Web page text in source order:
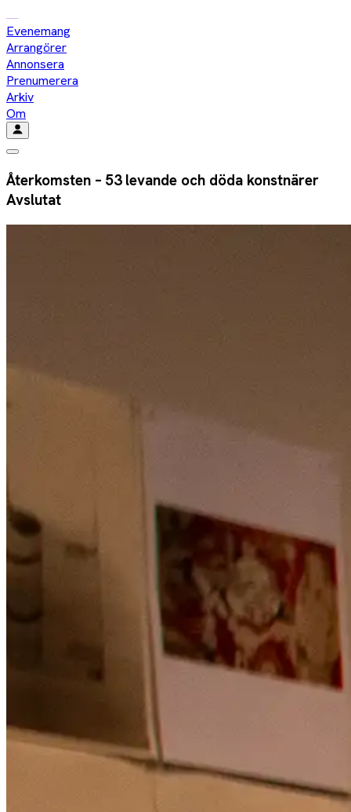
Evenemang
Arrangörer
Annonsera
Prenumerera
Arkiv
Om
Återkomsten – 53 levande och döda konstnärer
Avslutat